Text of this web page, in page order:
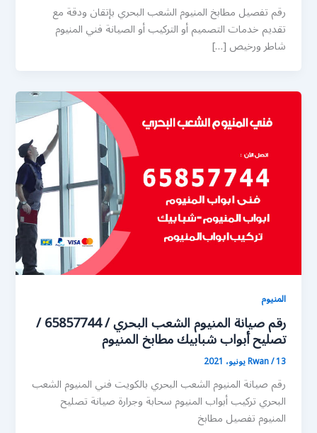
رقم تفصيل مطابخ المنيوم الشعب البحري بإتقان ودقة مع
تقديم خدمات التصميم أو التركيب أو الصيانة فني المنيوم
شاطر ورخيص […]
المنيوم
رقم صيانة المنيوم الشعب البحري / 65857744 /
تصليح أبواب شبابيك مطابخ المنيوم
Rwan/13 يونيو، 2021
رقم صيانة المنيوم الشعب البحري بالكويت فني المنيوم الشعب
البحري تركيب أبواب المنيوم سحابة وجرارة صيانة تصليح
المنيوم تفصيل مطابخ